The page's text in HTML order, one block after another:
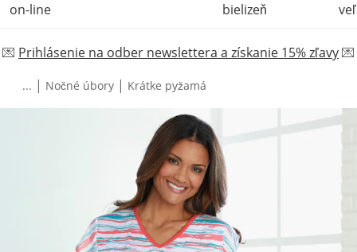
on-line
bielizeň
💌 Prihlásenie na odber newslettera a získanie 15% zľavy💌
... | Nočné úbory | Krátke pyžamá